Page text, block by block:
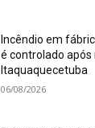
Incêndio em
é controlado após
Itaquaquecetuba
06/08/2026